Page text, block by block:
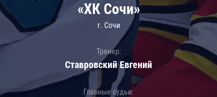
«ХК Сочи»
г. Сочи
Тренер:
Ставровский Евгений
Главные судьи: